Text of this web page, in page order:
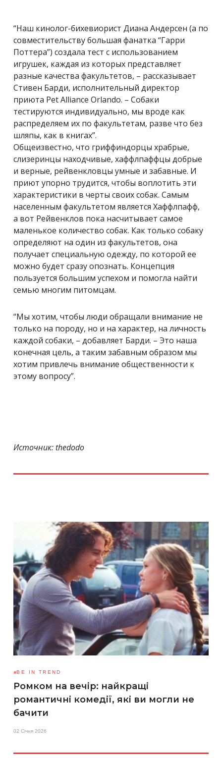
“Наш кинолог-бихевиорист Диана Андерсен (а по
совместительству большая фанатка “Гарри
Поттера”) создала тест с использованием
игрушек, каждая из которых представляет
разные качества факультетов, – рассказывает
Стивен Барди, исполнительный директор
приюта Pet Alliance Orlando. – Собаки
тестируются индивидуально, мы вроде как
распределяем их по факультетам, разве что без
шляпы, как в книгах”.
Общеизвестно, что гриффиндорцы храбрые,
слизеринцы находчивые, хаффлпаффцы добрые
и верные, рейвенкловцы умные и забавные. И
приют упорно трудится, чтобы воплотить эти
характеристики в черты своих собак. Самым
населенным факультетом является Хаффлпафф,
а вот Рейвенклов пока насчитывает самое
маленькое количество собак. Как только собаку
определяют на один из факультетов, она
получает специальную одежду, по которой ее
можно будет сразу опознать. Концепция
пользуется большим успехом и помогла найти
семью многим питомцам.
“Мы хотим, чтобы люди обращали внимание не
только на породу, но и на характер, на личность
каждой собаки, – добавляет Барди. – Это наша
конечная цель, а таким забавным образом мы
хотим привлечь внимание общественности к
этому вопросу”.
Источник: thedodo
BE IN TREND
Ромком на вечір: найкращі
романтичні комедії, які ви могли не
бачити
02 Січня 2026